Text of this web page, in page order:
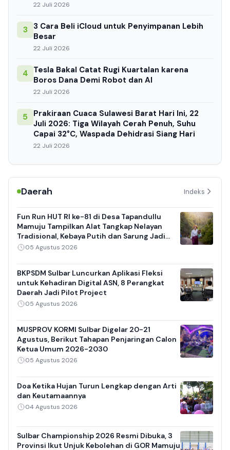
22 Juli 2026
3
3 Cara Beli iCloud untuk Penyimpanan Lebih
Besar
22 Juli 2026
4 Tesla Bakal Catat Rugi Kuartalan karena
Boros Dana Demi Robot dan AI
22 Juli 2026
5
Prakiraan Cuaca Sulawesi Barat Hari Ini, 22
Juli 2026: Tiga Wilayah Cerah Penuh, Suhu
Capai 32°C, Waspada Dehidrasi Siang Hari
22 Juli 2026
Daerah Indeks
Fun Run HUT RI ke-81 di Desa Tapandullu
Mamuju Tampilkan Alat Tangkap Nelayan
Tradisional, Kebaya Putih dan Sarung Jadi
Daya Tarik
05 Agustus 2026
BKPSDM Sulbar Luncurkan Aplikasi Fleksi
untuk Kehadiran Digital ASN, 8 Perangkat
Daerah Jadi Pilot Project
05 Agustus 2026
MUSPROV KORMI Sulbar Digelar 20-21
Agustus, Berikut Tahapan Penjaringan Calon
Ketua Umum 2026-2030
05 Agustus 2026
Doa Ketika Hujan Turun Lengkap dengan Arti
dan Keutamaannya
04 Agustus 2026
Sulbar Championship 2026 Resmi Dibuka, 3
Provinsi Ikut Unjuk Kebolehan di GOR Mamuju